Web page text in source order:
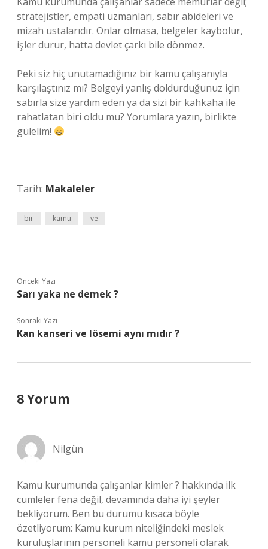
stratejistler, empati uzmanları, sabır abideleri ve
mizah ustalarıdır. Onlar olmasa, belgeler kaybolur,
işler durur, hatta devlet çarkı bile dönmez.
Peki siz hiç unutamadığınız bir kamu çalışanıyla
karşılaştınız mı? Belgeyi yanlış doldurduğunuz için
sabırla size yardım eden ya da sizi bir kahkaha ile
rahatlatan biri oldu mu? Yorumlara yazın, birlikte
gülelim!
Tarih: Makaleler
bir kamu ve
Önceki Yazı
Sarı yaka ne demek ?
Sonraki Yazı
Kan kanseri ve lösemi aynı mıdır ?
8 Yorum
Nilgün
Kamu kurumunda çalışanlar kimler ? hakkında ilk
cümleler fena değil, devamında daha iyi şeyler
bekliyorum. Ben bu durumu kısaca böyle
özetliyorum: Kamu kurum niteliğindeki meslek
kuruluşlarının personeli kamu personeli olarak